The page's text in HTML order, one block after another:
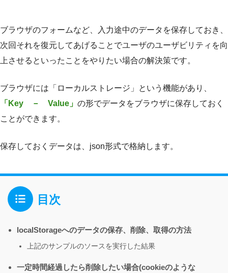
ブラウザのフォームなど、入力途中のデータを保存しておき、
次回それを復元してあげることでユーザのユーザビリティを向
上させるといったことをやりたい場合の解決策です。
ブラウザには「ローカルストレージ」という機能があり、
「Key － Value」 の形でデータをブラウザに保存しておく
ことができます。
保存しておくデータは、json形式で格納します。
目次
localStorageへのデータの保存、削除、取得の方法
上記のサンプルのソースを実行した結果
一定時間経過したら削除したい場合(cookieのような